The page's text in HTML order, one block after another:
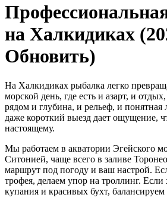
на Халкидиках
Обновить)
На Халкидиках рыбалка легко
морской день, где есть и азарт, и
рядом и глубина, и рельеф, и понятная
даже короткий выезд дает ощущение,
настоящему.
Мы работаем в акватории Эгейского
Ситонией, чаще всего в заливе
маршрут под погоду и ваш настрой.
трофея, делаем упор на троллинг. Если
купания и красивых бухт,